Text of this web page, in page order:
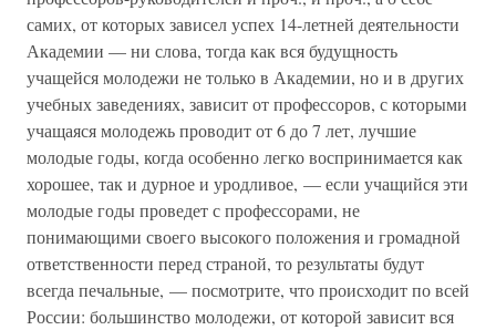
самих, от которых зависел успех 14-летней деятельности
Академии — ни слова, тогда как вся будущность
учащейся молодежи не только в Академии, но и в других
учебных заведениях, зависит от профессоров, с которыми
учащаяся молодежь проводит от 6 до 7 лет, лучшие
молодые годы, когда особенно легко воспринимается как
хорошее, так и дурное и уродливое, — если учащийся эти
молодые годы проведет с профессорами, не
понимающими своего высокого положения и громадной
ответственности перед страной, то результаты будут
всегда печальные, — посмотрите, что происходит по всей
России: большинство молодежи, от которой зависит вся